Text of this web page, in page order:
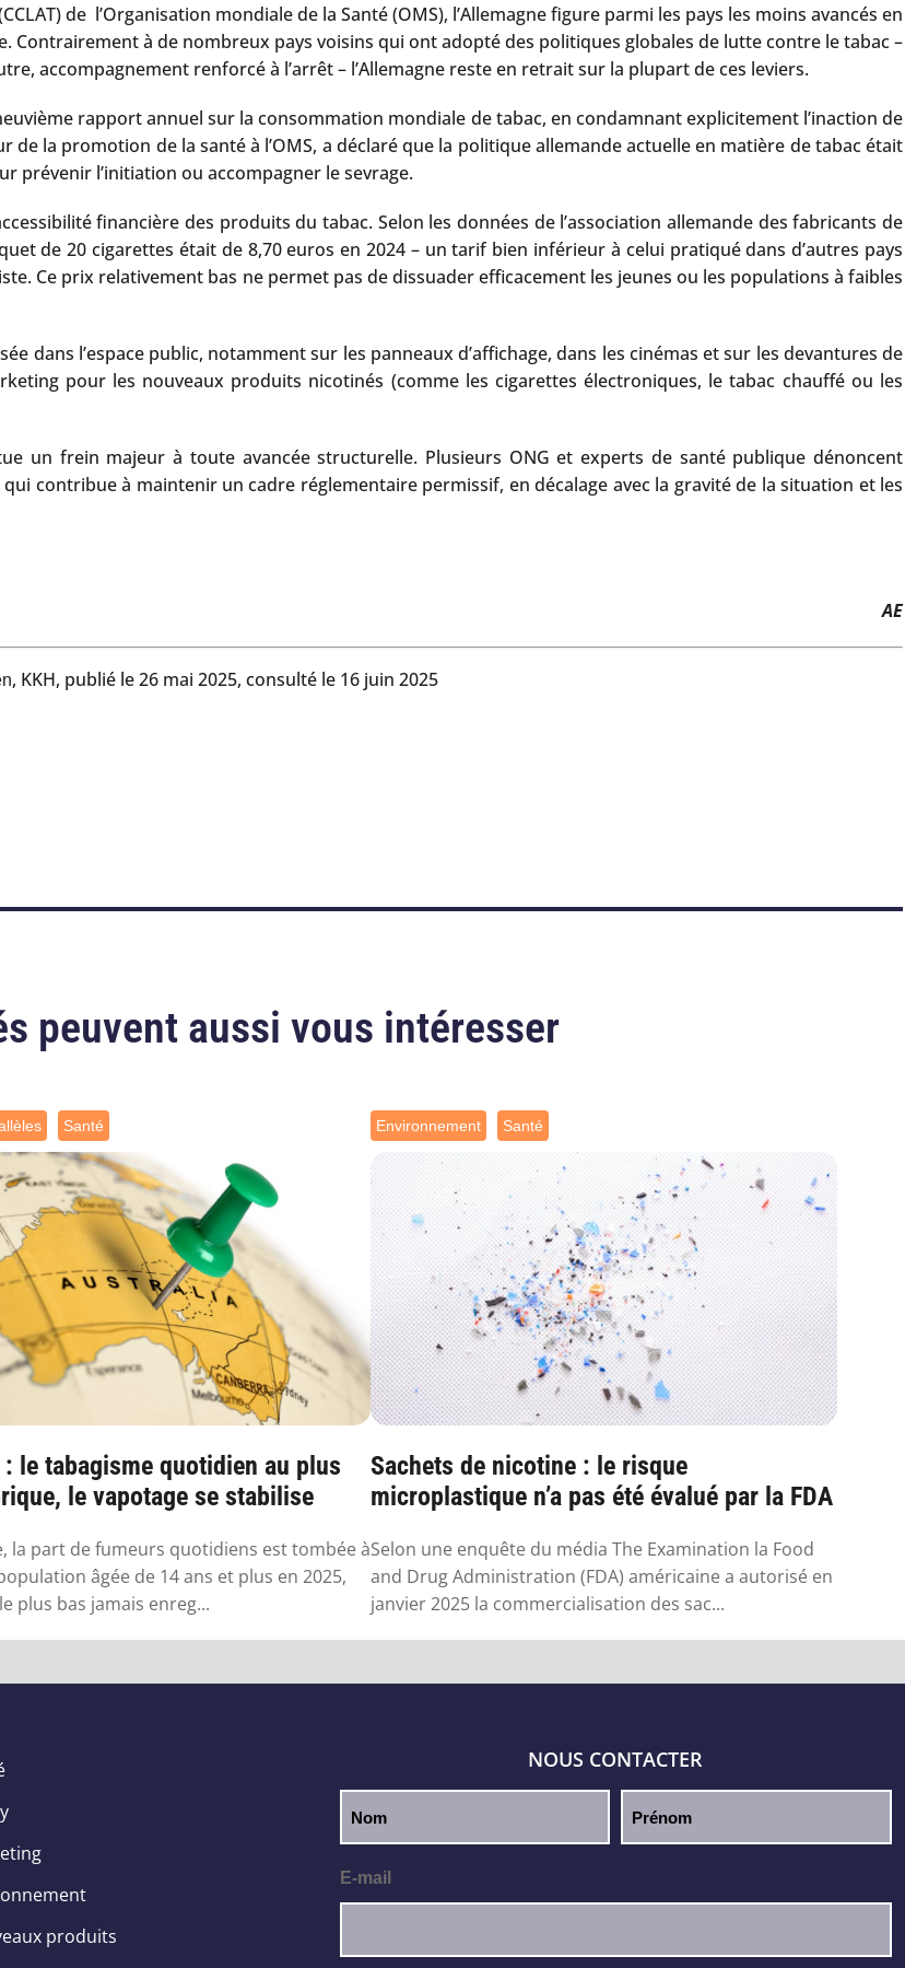
de l’Organisation mondiale de la Santé (OMS), l’Allemagne figure parmi les pays les moins avancés en
à de nombreux pays voisins qui ont adopté des politiques globales de lutte contre le tabac –
accompagnement renforcé à l’arrêt – l’Allemagne reste en retrait sur la plupart de ces leviers.
rapport annuel sur la consommation mondiale de tabac, en condamnant explicitement l’inaction de
de la promotion de la santé à l’OMS, a déclaré que la politique allemande actuelle en matière de tabac était
prévenir l’initiation ou accompagner le sevrage.
financière des produits du tabac. Selon les données de l’association allemande des fabricants de
de 20 cigarettes était de 8,70 euros en 2024 – un tarif bien inférieur à celui pratiqué dans d’autres pays
Ce prix relativement bas ne permet pas de dissuader efficacement les jeunes ou les populations à faibles
dans l’espace public, notamment sur les panneaux d’affichage, dans les cinémas et sur les devantures de
pour les nouveaux produits nicotinés (comme les cigarettes électroniques, le tabac chauffé ou les
un frein majeur à toute avancée structurelle. Plusieurs ONG et experts de santé publique dénoncent
contribue à maintenir un cadre réglementaire permissif, en décalage avec la gravité de la situation et les
AE
, KKH, publié le 26 mai 2025, consulté le 16 juin 2025
peuvent aussi vous intéresser
Santé
le tabagisme quotidien au plus
le vapotage se stabilise
la part de fumeurs quotidiens est tombée à
âgée de 14 ans et plus en 2025,
plus bas jamais enreg...
Environnement Santé
Sachets de nicotine : le risque
microplastique n’a pas été évalué par la FDA
Selon une enquête du média The Examination la Food
and Drug Administration (FDA) américaine a autorisé en
janvier 2025 la commercialisation des sac...
produits
NOUS CONTACTER
E-mail